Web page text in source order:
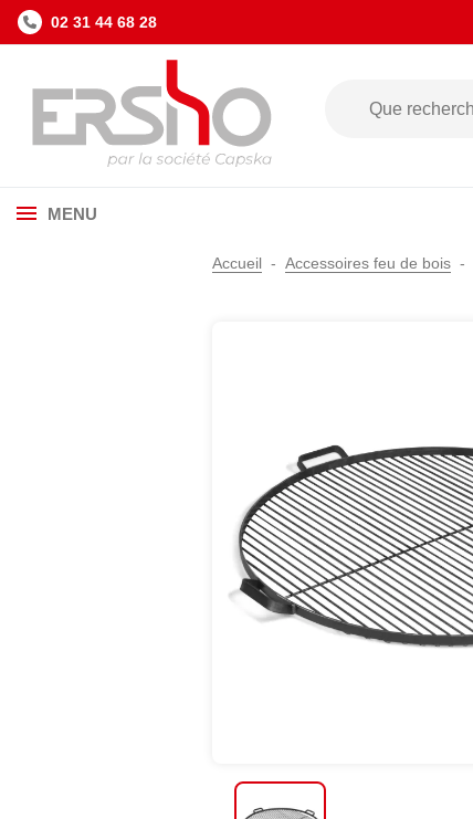
02 31 44 68 28
MENU
Accueil Accessoires feu de bois